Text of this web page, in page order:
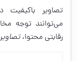
تصاویر
می‌توانند توجه
رقابتی محتوا،